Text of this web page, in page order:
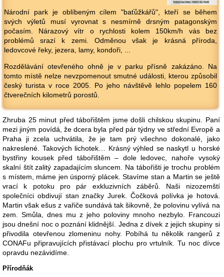
Národní park je oblíbeným cílem "baťůžkářů", kteří se během
svých výletů musí vyrovnat s nesmírně drsným patagonským
počasím. Nárazový vítr o rychlosti kolem 150km/h vás bez
problémů srazí k zemi. Odměnou však je krásná příroda,
ledovcové řeky, jezera, lamy, kondoři, ...
Rozdělávání otevřeného ohně je v parku přísně zakázáno. Na
tomto místě nelze nevzpomenout smutné události, kterou způsobil
český turista v roce 2005. Po jeho návštěvě lehlo popelem 160
čtverečních kilometrů porostů.
Zhruba 25 minut před tábořištěm jsme došli chilskou skupinu. Paní
mezi jiným povídá, že dcera byla před pár týdny ve střední Evropě a
Praha ji zcela uchvátila, že je tam prý všechno dokonalé, jako
nakreslené. Takových lichotek… Krásný výhled se naskytl u horské
bystřiny kousek před tábořištěm – dole ledovec, nahoře vysoký
skalní štít zalitý zapadajícím sluncem. Na tábořišti je trochu problém
s místem, máme jen úsporný plácek. Stavíme stan a Martin se ještě
vrací k potoku pro pár exkluzivních záběrů. Naši nizozemští
společníci obdivují stan značky Jurek. Čočková polívka je hotová.
Martin však ešus z vařiče sundává tak šikovně, že polovinu vylívá na
zem. Smůla, dnes mu z jeho poloviny mnoho nezbylo. Francouzi
jsou dnešní noc o poznání klidnější. Jedna z dívek z jejich skupiny si
přivodila otevřenou zlomeninu nohy. Pobíhá tu několik rangerů z
CONAFu připravujících přistávací plochu pro vrtulník. Tu noc dívce
opravdu nezávidíme.
Přírodňák